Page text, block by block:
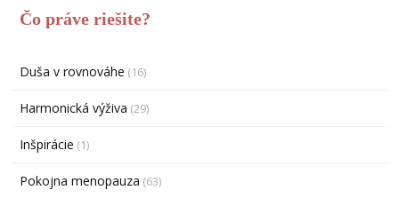
Čo práve riešite?
Duša v rovnováhe (16)
Harmonická výživa (29)
Inšpirácie (1)
Pokojna menopauza (63)